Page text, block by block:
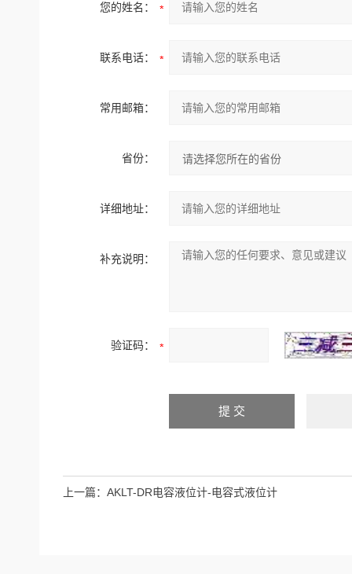
您的姓名：
联系电话：
常用邮箱：
省份：
详细地址：
补充说明：
验证码：
上一篇： AKLT-DR电容液位计-电容式液位计